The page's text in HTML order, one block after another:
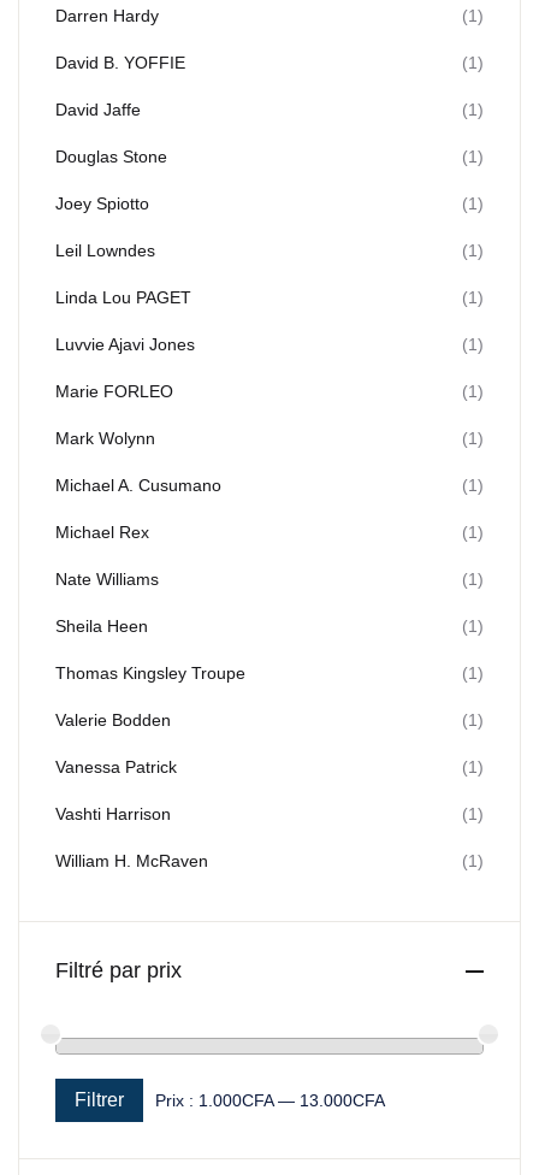
Darren Hardy (1)
David B. YOFFIE (1)
David Jaffe (1)
Douglas Stone (1)
Joey Spiotto (1)
Leil Lowndes (1)
Linda Lou PAGET (1)
Luvvie Ajavi Jones (1)
Marie FORLEO (1)
Mark Wolynn (1)
Michael A. Cusumano (1)
Michael Rex (1)
Nate Williams (1)
Sheila Heen (1)
Thomas Kingsley Troupe (1)
Valerie Bodden (1)
Vanessa Patrick (1)
Vashti Harrison (1)
William H. McRaven (1)
Filtré par prix
Filtrer Prix : 1.000CFA— 13.000CFA